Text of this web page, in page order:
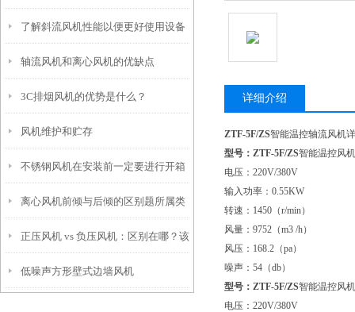
风，还要智能、省电、长寿命
了解斜流风机性能以便更好使用设备
轴流风机和离心风机的优缺点
3C排烟风机的优势是什么？
风机维护和贮存
不锈钢风机在安装前一定要进行开箱
检查
离心风机前倾与后倾的区别题所属类
别
正压风机 vs 负压风机：区别在哪？该
怎么选？
低噪声方形壁式边墙风机
详细介绍
ZTF-5F/ZS智能温控轴流风机
型号：ZTF-5F/ZS智能温控风机
电压：220V/380V
输入功率：0.55KW
转速：1450（r/min）
风量：9752（m3 /h）
风压：168.2（pa）
噪声：54（db）
型号：ZTF-5F/ZS智能温控风机
电压：220V/380V